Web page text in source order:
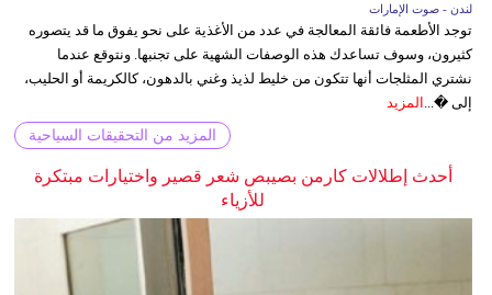
لندن - صوت الإمارات
توجد الأطعمة فائقة المعالجة في عدد من الأغذية على نحو يفوق ما قد يتصوره
كثيرون، وسوف تساعدك هذه الوصفات الشهية على تجنبها. ونتوقع عندما
نشتري المثلجات أنها تتكون من خليط لذيذ وغني بالدهون، كالكريمة أو الحليب،
إلى �... المزيد
المزيد من التحقيقات السياحية
أحدث إطلالات كارمن بصيبص شعر قصير واختيارات مبتكرة
للأزياء